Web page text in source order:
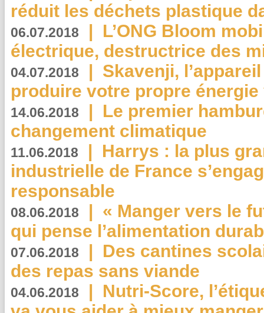
réduit les déchets plastique
06.07.2018 | L’ONG Bloom
électrique, destructrice des
04.07.2018 | Skavenji,
produire votre propre
14.06.2018 | Le premier
changement climatique
11.06.2018 | Harrys : la plus
industrielle de France
responsable
08.06.2018 | « Manger vers le
qui pense l’alimentation
07.06.2018 | Des cantines
des repas sans viande
04.06.2018 | Nutri-Score,